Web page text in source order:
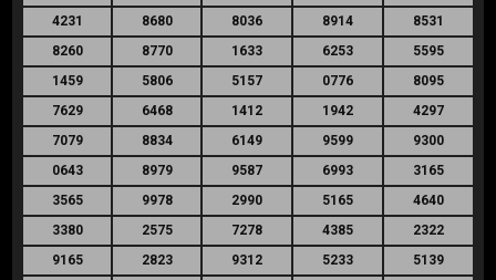
4231
8680 8036 8914
8531
8260
8770 1633 6253
5595
1459
5806 5157 0776
8095
7629
6468 1412 1942
4297
7079
8834 6149 9599
9300
0643
8979 9587 6993
3165
3565
9978 2990 5165
4640
3380
2575 7278 4385
2322
9165
2823 9312 5233
5139